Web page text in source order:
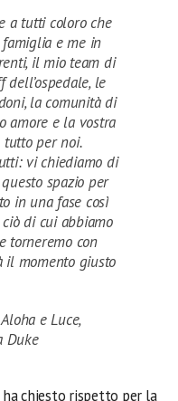
a tutti coloro che
e me in
il mio team di
dell’ospedale, le
la comunità di
amore e la vostra
tutto per noi.
vi chiediamo di
spazio per
in una fase così
di cui abbiamo
torneremo con
il momento giusto
e Luce,
Duke
ha chiesto rispetto per la